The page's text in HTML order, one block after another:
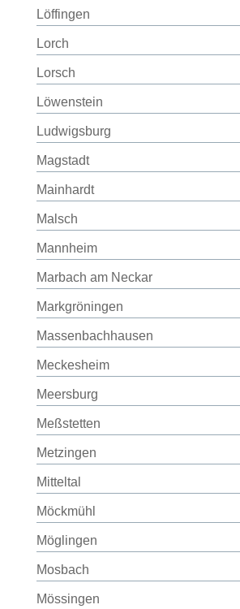
Löffingen
Lorch
Lorsch
Löwenstein
Ludwigsburg
Magstadt
Mainhardt
Malsch
Mannheim
Marbach am Neckar
Markgröningen
Massenbachhausen
Meckesheim
Meersburg
Meßstetten
Metzingen
Mitteltal
Möckmühl
Möglingen
Mosbach
Mössingen